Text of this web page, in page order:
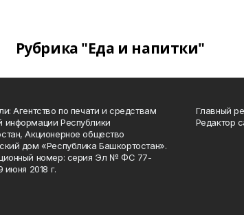
Рубрика "Еда и напитки"
Агентство по печати и средствам
информации Республики
Акционерное общество
дом «Республика Башкортостан».
номер: серия Эл № ФС 77-
июня 2018 г.
Главный
Редактор